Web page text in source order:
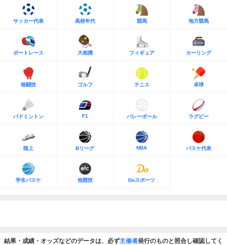
サッカー代表 高校年代 競馬 地方競馬
ボートレース 大相撲 フィギュア カーリング
格闘技 ゴルフ テニス 卓球
バドミントン F1 バレーボール ラグビー
陸上 Bリーグ NBA バスケ代表
学生バスケ 他競技 Doスポーツ
結果・成績・オッズなどのデータは、必ず主催者発行のものと照合し確認してく